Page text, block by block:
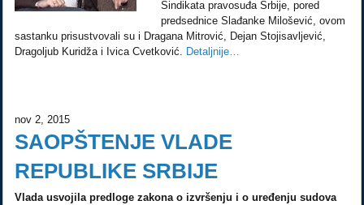
Sindikata pravosuđa Srbije, pored
predsednice Slađanke Milošević, ovom
sastanku prisustvovali su i Dragana Mitrović, Dejan Stojisavljević,
Dragoljub Kuridža i Ivica Cvetković.
Detaljnije…
nov 2, 2015
SAOPŠTENJE VLADE
REPUBLIKE SRBIJE
Vlada usvojila predloge zakona o izvršenju i o uređenju sudova